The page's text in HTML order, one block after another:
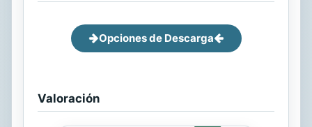
Opciones de Descarga
Valoración